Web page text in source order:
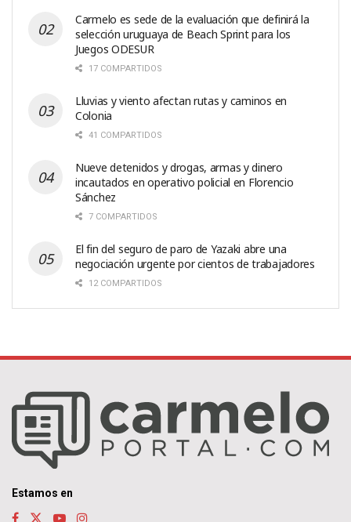
Carmelo es sede de la evaluación que definirá la
selección uruguaya de Beach Sprint para los
Juegos ODESUR
17 COMPARTIDOS
Lluvias y viento afectan rutas y caminos en
Colonia
41 COMPARTIDOS
Nueve detenidos y drogas, armas y dinero
incautados en operativo policial en Florencio
Sánchez
7 COMPARTIDOS
El fin del seguro de paro de Yazaki abre una
negociación urgente por cientos de trabajadores
12 COMPARTIDOS
Estamos en